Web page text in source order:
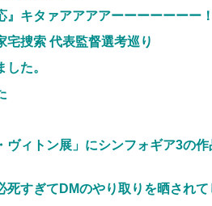
ト斉藤慎二被告に懲役7年の求刑
w w NEW!
が車のレンタル 五所川原 青森
王賞(JpnI) Part6 みんなの予想
』キタァアアアアーーーーーーー
宅捜索 代表監督選考巡り
た。
ヴィトン展」にシンフォギア3の
死すぎてDMのやり取りを晒されて